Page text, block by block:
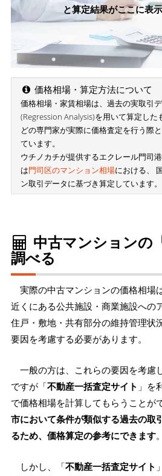
と算定結果がここに表
価格相場・算定方法について
価格相場・家賃相場は、過去の実取引
(Regression Analysis)を用いて算定した
どの専門家が実際に価格査定を行う際
ています。
ウチノカチが提供するエクレール門司
は門司区のマンション相場における、
ン取引データに基づき算定しています。
中古マンションの
調べる
実際の中古マンションの価格相場
近くにある公共施設・商業施設への
住戸・敷地・共有部分の維持管理状
要因を考慮する必要があります。
一般の方は、これらの要因を考慮
ですが「不動産一括査定サイト 」を
で価格相場を計算してもらうことが
市において条件が類似する過去の取
るため、価格算定の参考にできます。
しかし、「不動産一括査定サイト